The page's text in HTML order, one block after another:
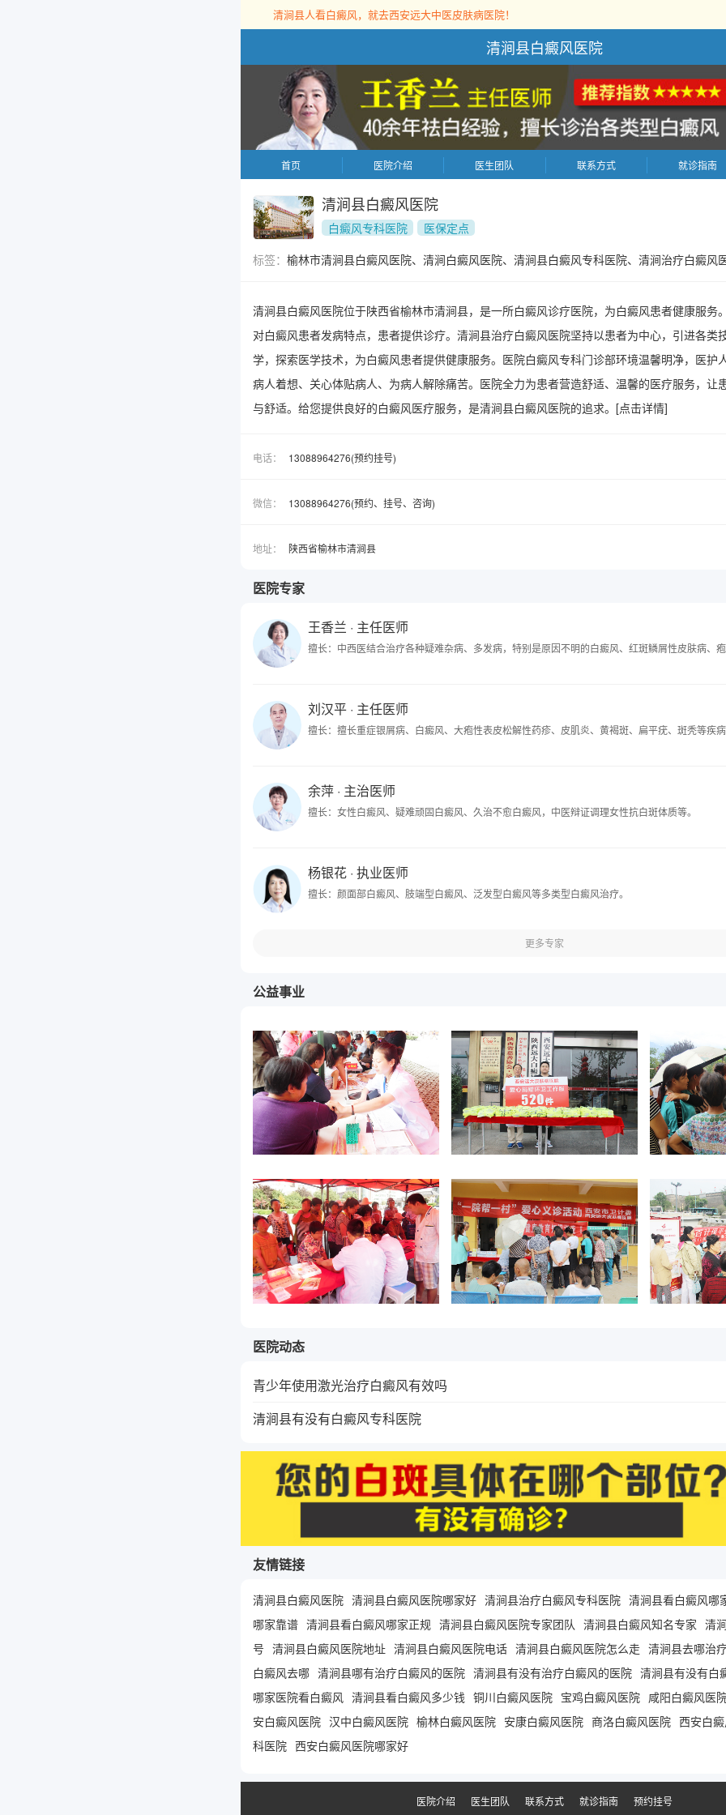
清涧县人看白癜风，就去西安远大中医皮肤病医院！
清涧县白癜风医院
首页 医院介绍 医生团队 联系方式 就诊指南
清涧县白癜风医院
白癜风专科医院
医保定点
标签： 榆林市清涧县白癜风医院、清涧白癜风医院、清涧县白癜风专科医院、清涧治疗白癜风
清涧县白癜风医院位于陕西省榆林市清涧县，是一所白癜风诊疗医院，为白癜风患者健康服务
对白癜风患者发病特点，患者提供诊疗。清涧县治疗白癜风医院坚持以患者为中心，引进各类
学，探索医学技术，为白癜风患者提供健康服务。医院白癜风专科门诊部环境温馨明净，医护
病人着想、关心体贴病人、为病人解除痛苦。医院全力为患者营造舒适、温馨的医疗服务，让
与舒适。给您提供良好的白癜风医疗服务，是清涧县白癜风医院的追求。 [点击详情]
电话： 13088964276(预约挂号)
微信： 13088964276(预约、挂号、咨询)
地址： 陕西省榆林市清涧县
医院专家
王香兰 · 主任医师
擅长：中西医结合治疗各种疑难杂病、多发病，特别是原因不明的白癜风、红斑鳞屑性皮肤病、
刘汉平· 主任医师
擅长：擅长重症银屑病、白癜风、大疱性表皮松解性药疹、皮肌炎、黄褐斑、扁平疣、斑秃等疾
余萍· 主治医师
擅长：女性白癜风、疑难顽固白癜风、久治不愈白癜风，中医辩证调理女性抗白斑体质等。
杨银花· 执业医师
擅长：颜面部白癜风、肢端型白癜风、泛发型白癜风等多类型白癜风治疗。
更多专家
公益事业
医院动态
青少年使用激光治疗白癜风有效吗
清涧县有没有白癜风专科医院
友情链接
清涧县白癜风医院 清涧县白癜风医院哪家好 清涧县治疗白癜风专科医院 清涧县看白癜风哪
哪家靠谱 清涧县看白癜风哪家正规 清涧县白癜风医院专家团队 清涧县白癜风知名专家 清
号 清涧县白癜风医院地址 清涧县白癜风医院电话 清涧县白癜风医院怎么走 清涧县去哪治
白癜风去哪 清涧县哪有治疗白癜风的医院 清涧县有没有治疗白癜风的医院 清涧县有没有白
哪家医院看白癜风 清涧县看白癜风多少钱 铜川白癜风医院 宝鸡白癜风医院 咸阳白癜风医
安白癜风医院 汉中白癜风医院 榆林白癜风医院 安康白癜风医院 商洛白癜风医院 西安白
科医院 西安白癜风医院哪家好
医院介绍 医生团队 联系方式 就诊指南 预约挂号